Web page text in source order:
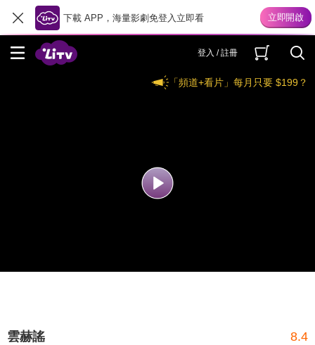
下載 APP，海量影劇免登入立即看
登入 / 註冊
「頻道+看片」每月只要 $199？
雲赫謠 8.4